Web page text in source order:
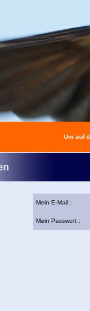
Um auf
Mein E-Mail :
Mein Passwort :